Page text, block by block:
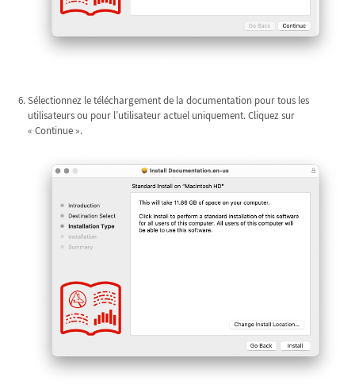
Sélectionnez le téléchargement de la documentation pour tous les
utilisateurs ou pour l’utilisateur actuel uniquement. Cliquez sur
« Continue ».